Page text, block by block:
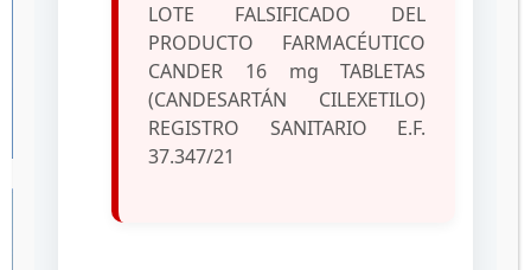
LOTE FALSIFICADO DEL
PRODUCTO FARMACÉUTICO
CANDER 16 mg TABLETAS
(CANDESARTÁN CILEXETILO)
REGISTRO SANITARIO E.F.
37.347/21